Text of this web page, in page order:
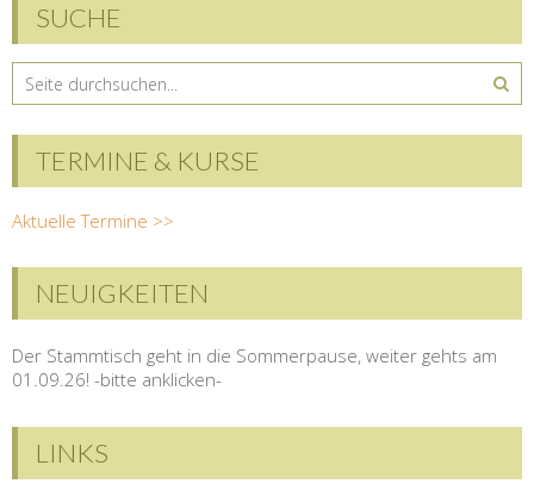
SUCHE
TERMINE & KURSE
Aktuelle Termine >>
NEUIGKEITEN
Der Stammtisch geht in die Sommerpause, weiter gehts am
01.09.26! -bitte anklicken-
LINKS